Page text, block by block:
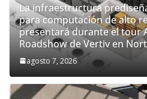
La infraestructura
para computación de alto
presentará durante el tour
Roadshow de Vertiv en
agosto 7, 2026